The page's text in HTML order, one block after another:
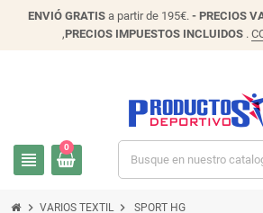
ENVIÓGRATISa partir de 195€. - PRECIOS
,PRECIOS IMPUESTOS INCLUIDOS .
view_headline
0
chevron_right VARIOS TEXTIL chevron_right SPORT HG